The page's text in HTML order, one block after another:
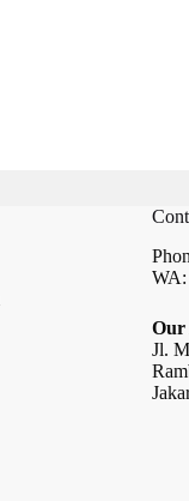
WA:
Our
Jl.